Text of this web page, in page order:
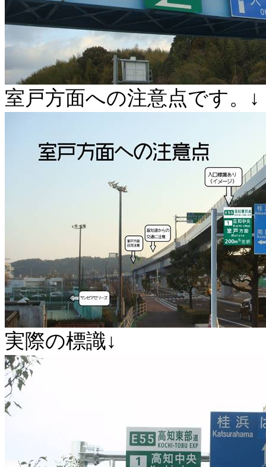
室戸方面への注意点です。↓
実際の標識↓